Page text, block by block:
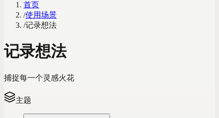
首页
/使用场景
/记录想法
记录想法
捕捉每一个灵感火花
主题